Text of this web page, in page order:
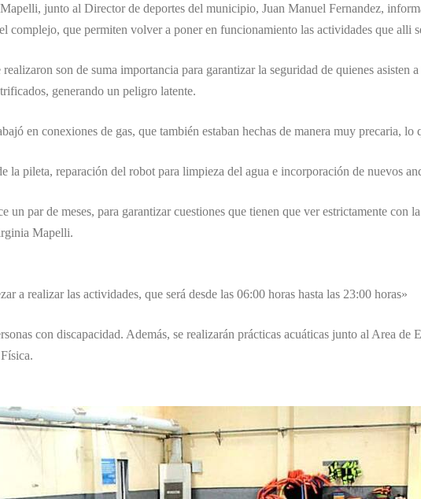
junto al Director de deportes del municipio, Juan Manuel Fernandez,
complejo, que permiten volver a poner en funcionamiento las actividades que alli
son de suma importancia para garantizar la seguridad de quienes asisten
generando un peligro latente.
en conexiones de gas, que también estaban hechas de manera muy precaria,
la pileta, reparación del robot para limpieza del agua e incorporación de nuevos
par de meses, para garantizar cuestiones que tienen que ver estrictamente con
Mapelli.
a realizar las actividades, que será desde las 06:00 horas hasta las 23:00 horas»
con discapacidad. Además, se realizarán prácticas acuáticas junto al Area